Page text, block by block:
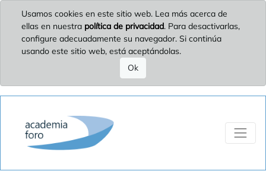
Usamos cookies en este sitio web. Lea más acerca de
ellas en nuestra política de privacidad. Para desactivarlas,
configure adecuadamente su navegador. Si continúa
usando este sitio web, está aceptándolas.
Ok